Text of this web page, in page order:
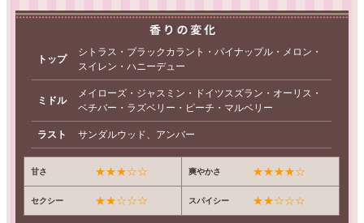
トップ
シトラス・ブラックカラント・パイナップル・メロン・
スイレン・ハニーデュー
ミドル
メイローズ・ジャスミン・ドイツスズラン・オーリス・
ベチバー・ラズベリー・ピーチ・マルベリー
ラスト サンダルウッド、アンバー
甘さ ★★★☆☆ 爽やかさ ★★★★☆
セクシー ★★☆☆☆ スパイシー ★★☆☆☆